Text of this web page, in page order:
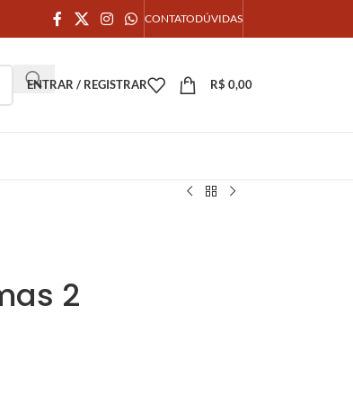
CONTATODÚVIDAS
ENTRAR / REGISTRAR R$ 0,00
2